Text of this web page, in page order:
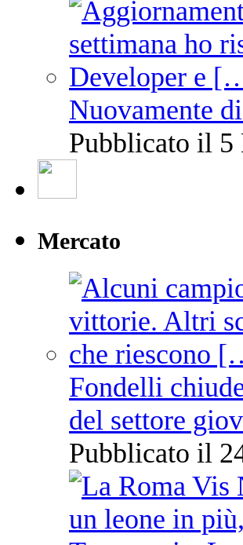
Nuovamente
Pubblicato il 5
Mercato
Fondelli
del settore
Pubblicato il